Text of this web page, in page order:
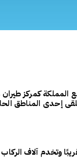
لدعم رؤية 2030 وارتفاع أعداد
إحدى المناطق
وتخدم آلاف